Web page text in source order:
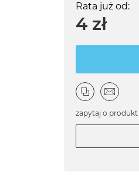
Rata już od:
4 zł
zapytaj o produkt